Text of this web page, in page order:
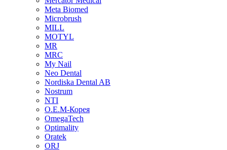
Meta Biomed
Microbrush
MILL
MOTYL
MR
MRC
My Nail
Neo Dental
Nordiska Dental AB
Nostrum
NTI
O.E.M-Корея
OmegaTech
Optimality
Oratek
ORJ